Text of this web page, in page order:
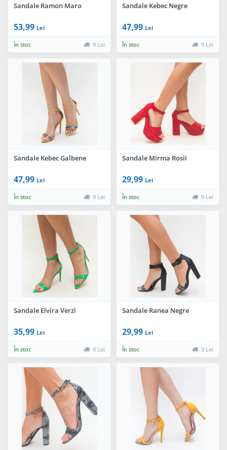
Sandale Ramon Maro
53,99 Lei
În stoc 9 Lei
Sandale Kebec Negre
47,99 Lei
În stoc 9 Lei
Sandale Kebec Galbene
47,99 Lei
În stoc 9 Lei
Sandale Mirma Rosii
29,99 Lei
În stoc 9 Lei
Sandale Elvira Verzi
35,99 Lei
În stoc 9 Lei
Sandale Ranea Negre
29,99 Lei
În stoc 9 Lei